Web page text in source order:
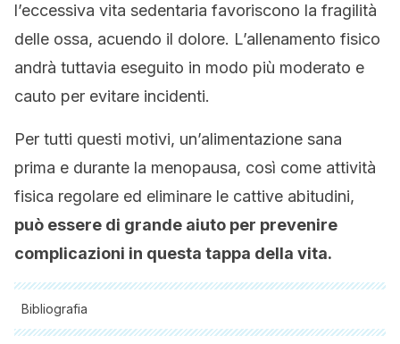
l’eccessiva vita sedentaria favoriscono la fragilità
delle ossa, acuendo il dolore. L’allenamento fisico
andrà tuttavia eseguito in modo più moderato e
cauto per evitare incidenti.
Per tutti questi motivi, un’alimentazione sana
prima e durante la menopausa, così come attività
fisica regolare ed eliminare le cattive abitudini,
può essere di grande aiuto per prevenire
complicazioni in questa tappa della vita.
Bibliografia
Tutte le fonti citate sono state esaminate a fondo dal nostro